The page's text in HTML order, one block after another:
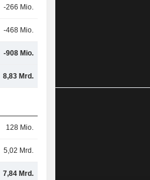
-266 Mio.
-468 Mio.
-908 Mio.
8,83 Mrd.
128 Mio.
5,02 Mrd.
7,84 Mrd.